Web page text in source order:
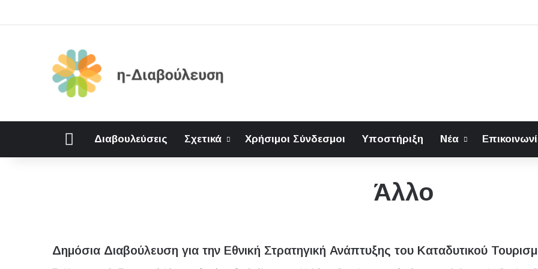
ΑρχικήΔιαβουλεύσεις Σχετικά Χρήσιμοι Σύνδεσμοι Υποστήριξη Νέα
Άλλο
Δημόσια Διαβούλευση για την Εθνική Στρατηγική Ανάπτυξης του Καταδυτικού